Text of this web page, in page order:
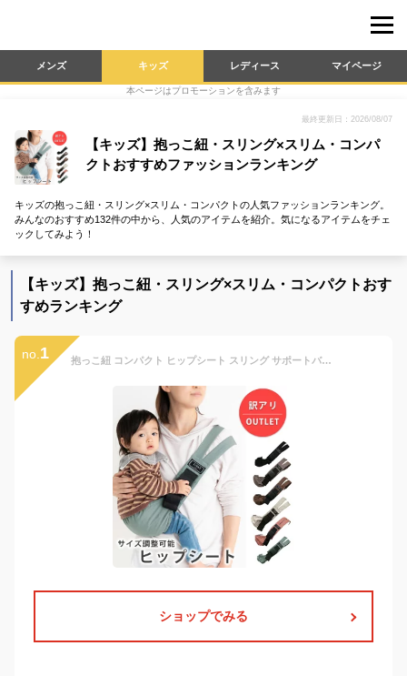
メンズ キッズ レディース マイページ
本ページはプロモーションを含みます
最終更新日：2026/08/07
【キッズ】抱っこ紐・スリング×スリム・コンパ
クトおすすめファッションランキング
キッズの抱っこ紐・スリング×スリム・コンパクトの人気ファッションランキング。
みんなのおすすめ132件の中から、人気のアイテムを紹介。気になるアイテムをチェ
ックしてみよう！
【キッズ】抱っこ紐・スリング×スリム・コンパクトおす
すめランキング
no. 1 抱っこ紐 コンパクト ヒップシート スリング サポートバッグ 抱っこ セカンド 抱っこひも ポーチ付き おでかけ 片手抱っこ サイズ調節可能 パパママ兼用 アウトレット商品
ショップでみる